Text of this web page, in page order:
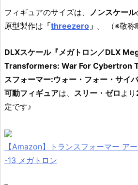
フィギュアのサイズは、 ノンスケール
原型製作は 「threezero 」 。 （※敬称
DLXスケール『メガトロン／DLX
Transformers: War For Cybertron
スフォーマー:ウォー・フォー・サイ
可動フィギュアは、 スリー・ゼロ より
定です♪
【Amazon】トランスフォーマー ア
-13 メガトロン